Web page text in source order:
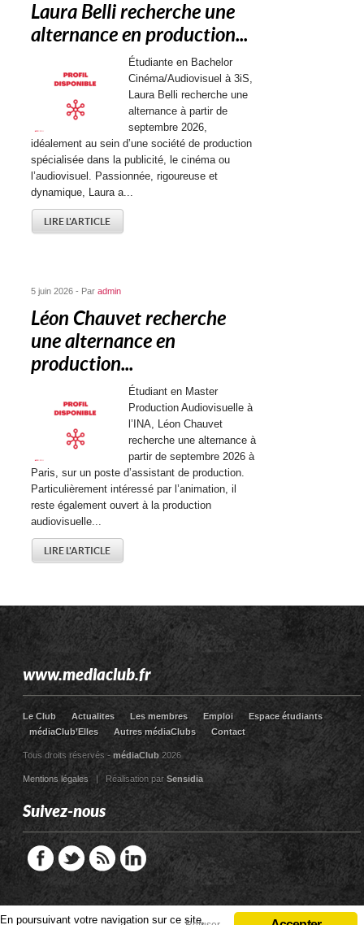
Laura Belli recherche une
alternance en production...
Étudiante en Bachelor
Cinéma/Audiovisuel à 3iS,
Laura Belli recherche une
alternance à partir de
septembre 2026,
idéalement au sein d’une société de production
spécialisée dans la publicité, le cinéma ou
l’audiovisuel. Passionnée, rigoureuse et
dynamique, Laura a...
LIRE L'ARTICLE
5 juin 2026 - Paradmin
Léon Chauvet recherche
une alternance en
production...
Étudiant en Master
Production Audiovisuelle à
l’INA, Léon Chauvet
recherche une alternance à
partir de septembre 2026 à
Paris, sur un poste d’assistant de production.
Particulièrement intéressé par l’animation, il
reste également ouvert à la production
audiovisuelle...
LIRE L'ARTICLE
www.mediaclub.fr
Le Club Actualites Les membres Emploi
Espace étudiants
médiaClub’Elles
Autres médiaClubs Contact
Tous droits réservés -médiaClub 2026
Mentions légales| Réalisation parSensidia
Suivez-nous
En poursuivant votre navigation sur ce site,
En poursuivant votre navigation sur ce site,